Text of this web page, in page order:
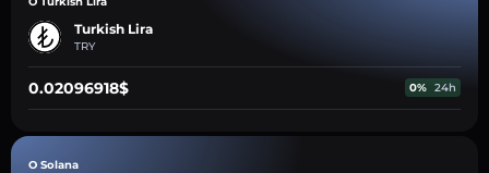
Turkish Lira
TRY
0.02096918$ 0% 24h
O Solana